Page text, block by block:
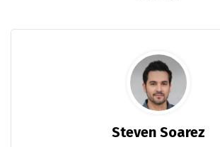
Steven Soarez